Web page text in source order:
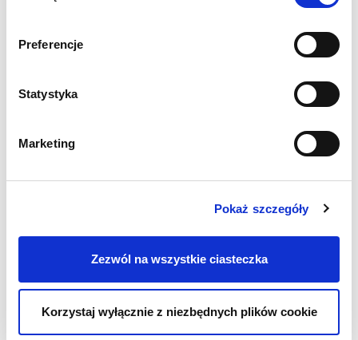
Preferencje
Statystyka
Marketing
Pokaż szczegóły
Zezwól na wszystkie ciasteczka
Korzystaj wyłącznie z niezbędnych plików cookie
Marketing (5)
Marketingowe pliki cookie stosowane są w
celu śledzenia użytkowników na stronach
poszczególnych użytkowników i tym samym